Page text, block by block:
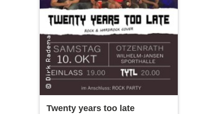
Twenty years too late